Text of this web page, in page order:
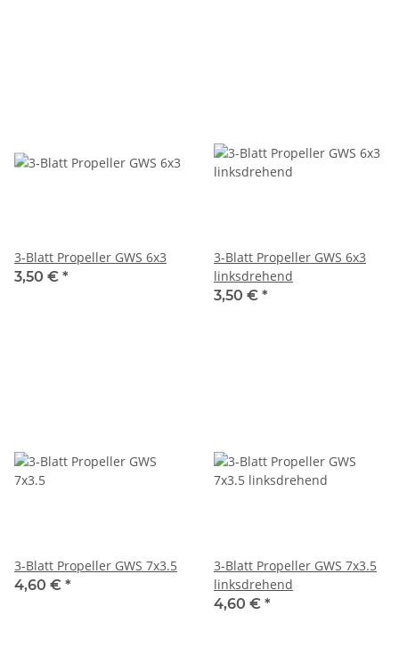
3-Blatt Propeller GWS 6x3
3,50 € *
3-Blatt Propeller GWS 6x3
linksdrehend
3,50 € *
3-Blatt Propeller GWS 7x3.5
4,60 € *
3-Blatt Propeller GWS 7x3.5
linksdrehend
4,60 € *